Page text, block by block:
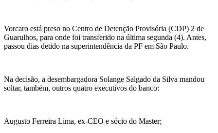
Vorcaro está preso no Centro de Detenção Provisória (CDP) 2 de
Guarulhos, para onde foi transferido na última segunda (4). Antes,
passou dias detido na superintendência da PF em São Paulo.
Na decisão, a desembargadora Solange Salgado da Silva mandou
soltar, também, outros quatro executivos do banco:
Augusto Ferreira Lima, ex-CEO e sócio do Master;